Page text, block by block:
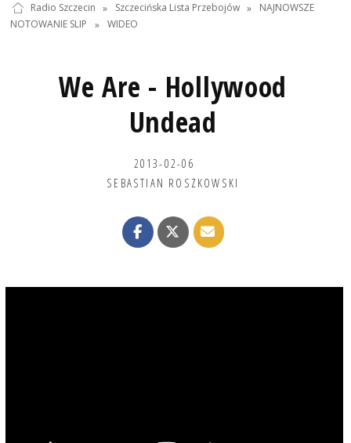
Radio Szczecin » Szczecińska Lista Przebojów »
NAJNOWSZE
NOTOWANIE SLIP
» WIDEO
We Are - Hollywood
Undead
2013-02-06
SEBASTIAN ROSZKOWSKI